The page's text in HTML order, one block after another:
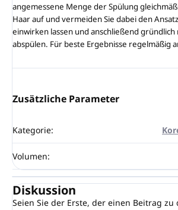
angemessene Menge der Spülung
Haar auf und vermeiden Sie dabei den
einwirken lassen und anschließend
abspülen. Für beste Ergebnisse regelmäßig
Zusätzliche Parameter
Kategorie:
Volumen:
Diskussion
Seien Sie der Erste, der einen Beitrag zu